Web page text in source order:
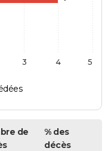
3 4 5
de
% des
décès